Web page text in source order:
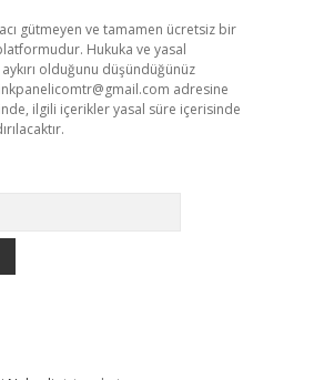
gütmeyen ve tamamen ücretsiz bir
Hukuka ve yasal
olduğunu düşündüğünüz
adresine
ilgili içerikler yasal süre içerisinde